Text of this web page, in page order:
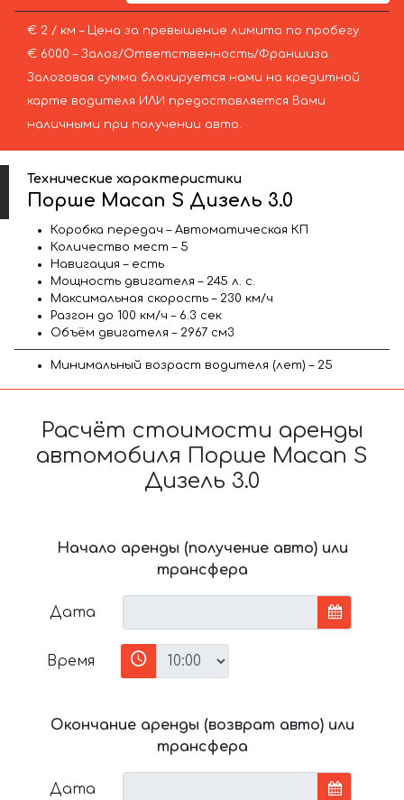
€ 2 / км – Цена за превышение лимита по пробегу
€ 6000 – Залог/Ответственность/Франшиза.
Залоговая сумма блокируется нами на кредитной
карте водителя ИЛИ предоставляется Вами
наличными при получении авто.
Технические характеристики
Порше Macan S Дизель 3.0
Коробка передач – Автоматическая КП
Количество мест – 5
Навигация – есть
Мощность двигателя – 245 л. с.
Максимальная скорость – 230 км/ч
Разгон до 100 км/ч – 6.3 сек
Объём двигателя – 2967 см3
Минимальный возраст водителя (лет) – 25
Расчёт стоимости аренды
автомобиля Порше Macan S
Дизель 3.0
Начало аренды (получение авто) или
трансфера
Дата
Время
Окончание аренды (возврат авто) или
трансфера
Дата